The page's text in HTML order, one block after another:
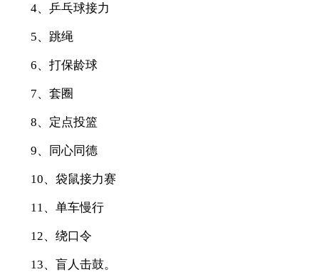
4、乒乓球接力
5、跳绳
6、打保龄球
7、套圈
8、定点投篮
9、同心同德
10、袋鼠接力赛
11、单车慢行
12、绕口令
13、盲人击鼓。